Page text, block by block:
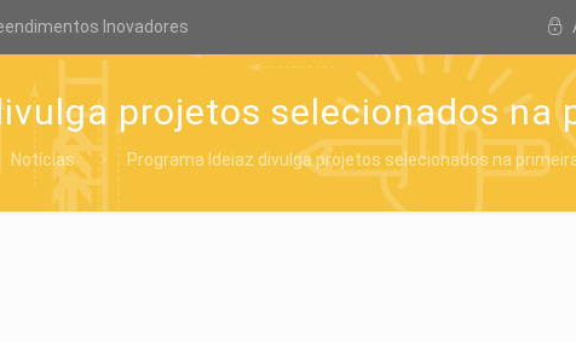
Inovadores
projetos selecionados na
Notícias Programa Ideiaz divulga projetos selecionados na